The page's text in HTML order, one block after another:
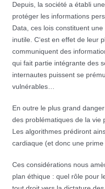
Depuis, la société a établi
protéger les informations
Data, ces lois constituent
inutile. C‘est en effet de leur
communiquent des
qui fait partie intégrante des
internautes puissent se
vulnérables…
En outre le plus grand
des problématiques de la vie
Les algorithmes prédiront
cardiaque (et donc une prime
Ces considérations nous
plan éthique : quel rôle pour